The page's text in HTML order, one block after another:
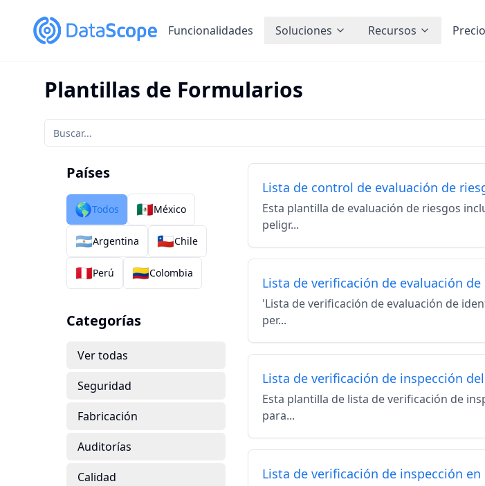
Funcionalidades Soluciones Recursos
Plantillas de Formularios
Países
🌎Todos 🇲🇽México
🇦🇷Argentina 🇨🇱Chile
🇵🇪Perú 🇨🇴Colombia
Categorías
Ver todas
Seguridad
Fabricación
Auditorías
Calidad
Lista de control de evaluación de
Esta plantilla de evaluación de riesgos
peligr...
Lista de verificación de evaluación
'Lista de verificación de evaluación de
per...
Lista de verificación de inspección
Esta plantilla de lista de verificación de
para...
Lista de verificación de inspección